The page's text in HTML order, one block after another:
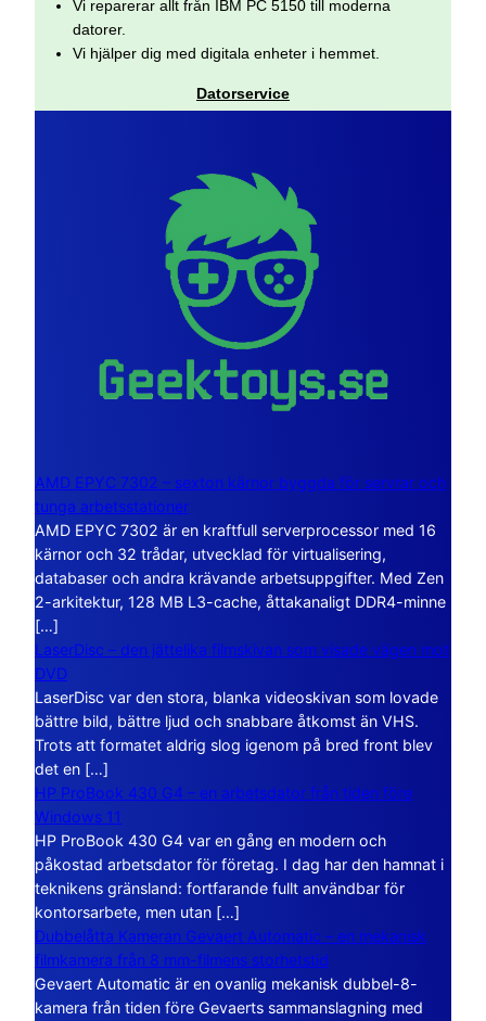
Vi reparerar allt från IBM PC 5150 till moderna
datorer.
Vi hjälper dig med digitala enheter i hemmet.
Datorservice
AMD EPYC 7302 – sexton kärnor byggda för servrar och
tunga arbetsstationer
AMD EPYC 7302 är en kraftfull serverprocessor med 16
kärnor och 32 trådar, utvecklad för virtualisering,
databaser och andra krävande arbetsuppgifter. Med Zen
2-arkitektur, 128 MB L3-cache, åttakanaligt DDR4-minne
[…]
LaserDisc – den jättelika filmskivan som visade vägen mot
DVD
LaserDisc var den stora, blanka videoskivan som lovade
bättre bild, bättre ljud och snabbare åtkomst än VHS.
Trots att formatet aldrig slog igenom på bred front blev
det en […]
HP ProBook 430 G4 – en arbetsdator från tiden före
Windows 11
HP ProBook 430 G4 var en gång en modern och
påkostad arbetsdator för företag. I dag har den hamnat i
teknikens gränsland: fortfarande fullt användbar för
kontorsarbete, men utan […]
Dubbelåtta Kameran Gevaert Automatic – en mekanisk
filmkamera från 8 mm-filmens storhetstid
Gevaert Automatic är en ovanlig mekanisk dubbel-8-
kamera från tiden före Gevaerts sammanslagning med